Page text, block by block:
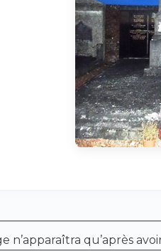
n’apparaîtra qu’après